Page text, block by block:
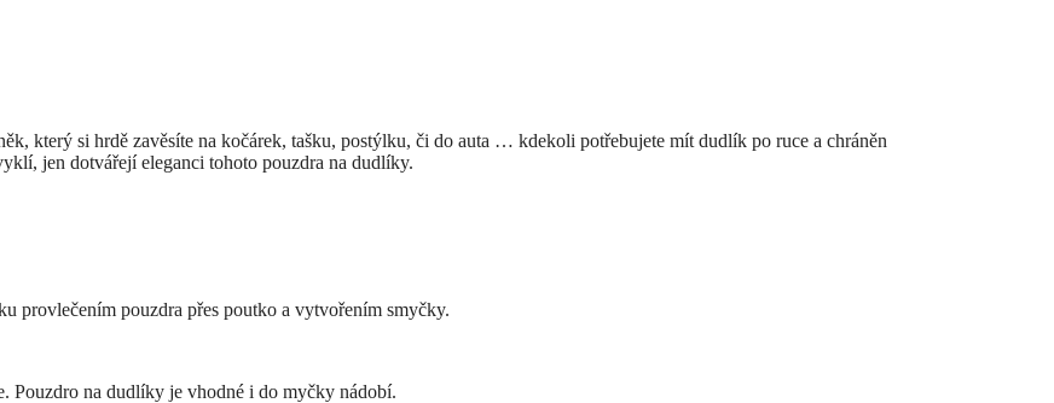
který si hrdě zavěsíte na kočárek, tašku, postýlku, či do auta … kdekoli potřebujete mít dudlík po ruce a chráněn
jen dotvářejí eleganci tohoto pouzdra na dudlíky.
provlečením pouzdra přes poutko a vytvořením smyčky.
Pouzdro na dudlíky je vhodné i do myčky nádobí.